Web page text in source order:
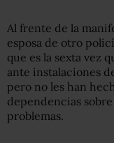
Al frente de la
esposa de otro
que es la sexta vez
ante instalaciones
pero no les han
dependencias
problemas.